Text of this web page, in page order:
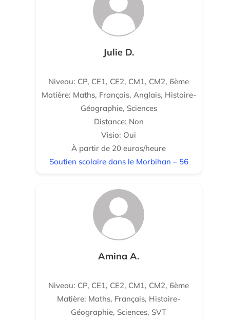
Julie D.
Niveau: CP, CE1, CE2, CM1, CM2, 6ème
Matière: Maths, Français, Anglais, Histoire-
Géographie, Sciences
Distance: Non
Visio: Oui
À partir de 20 euros/heure
Soutien scolaire dans le Morbihan – 56
Amina A.
Niveau: CP, CE1, CE2, CM1, CM2, 6ème
Matière: Maths, Français, Histoire-
Géographie, Sciences, SVT